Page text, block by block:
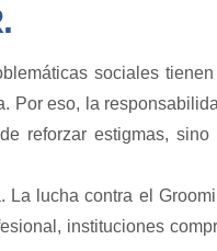
sociales
Por eso, la
reforzar estigmas,
La lucha contra el
instituciones